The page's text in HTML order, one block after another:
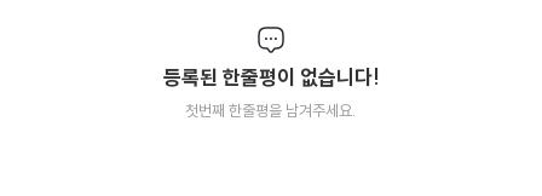
등록된 한줄평이 없습니다!
첫번째 한줄평을 남겨주세요.